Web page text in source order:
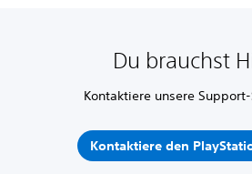
Du brauchst
Kontaktiere unsere
Kontaktiere den